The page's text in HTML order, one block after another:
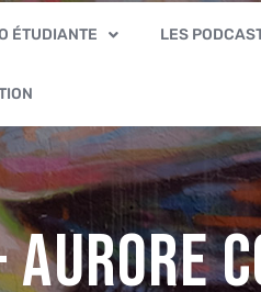
ÉTUDIANTE LES